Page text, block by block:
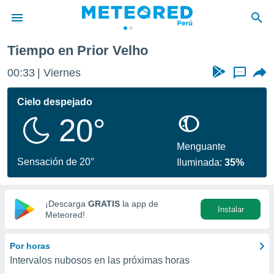
de
ha sido
calidad.
a este
las
y
digital
basada
Tiempo en Prior Velho
00:33 Viernes ...
Cielo despejado
20°
Sensación de 20°
Menguante
Iluminada:35%
¡Descarga GRATIS la app de
Meteored!
Instalar
Por horas
Intervalos nubosos en las próximas horas